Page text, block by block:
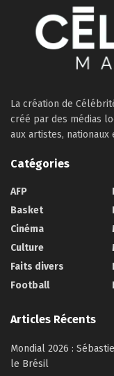
La création de
créé par des médias
aux artistes, nationaux
Catégories
AFP
Basket
Cinéma
Culture
Faits divers
Football
Articles Récents
Mondial 2026 :
le Brésil